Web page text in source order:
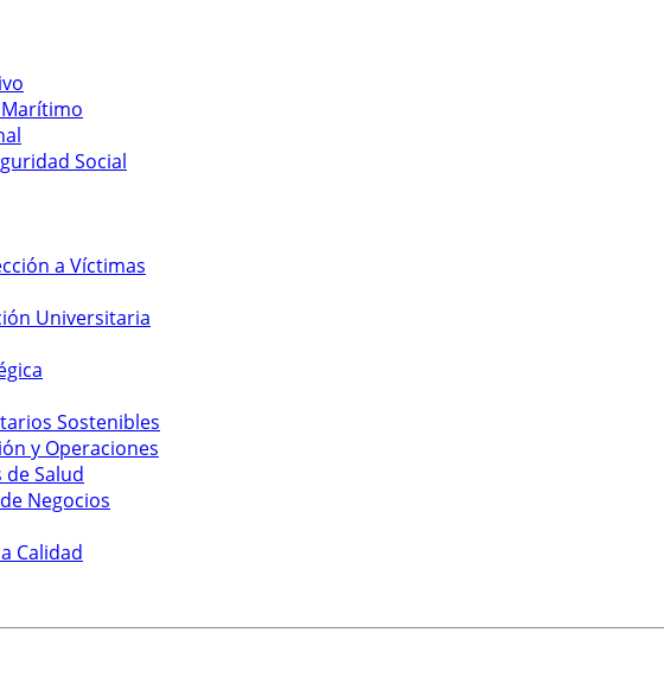
Social
a Víctimas
Universitaria
Sostenibles
y Operaciones
de Salud
Negocios
Calidad